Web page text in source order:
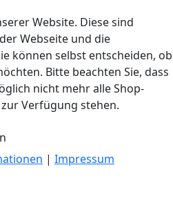
Website. Diese sind
Webseite und die
können selbst entscheiden, ob
Bitte beachten Sie, dass
nicht mehr alle Shop-
Verfügung stehen.
| Impressum